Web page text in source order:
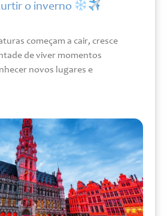
o inverno
começam a cair, cresce
de viver momentos
novos lugares e